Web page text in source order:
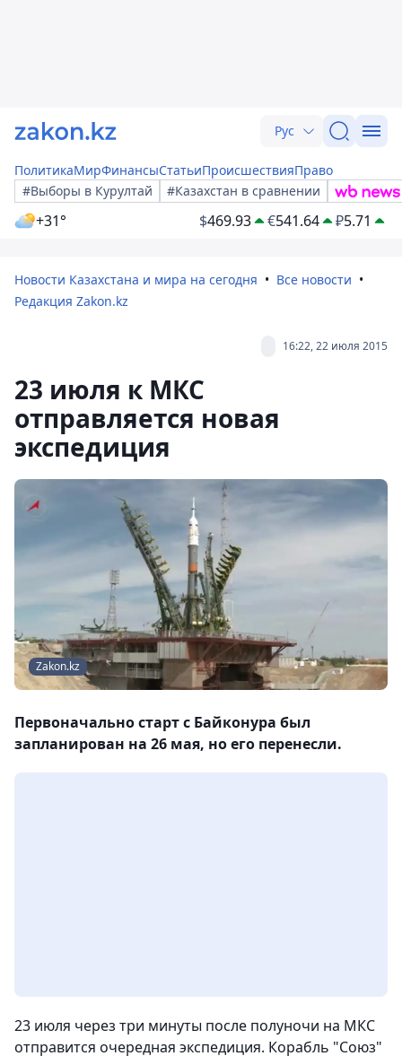
Рус
ПолитикаМирФинансыСтатьиПроисшествияПраво
#Выборы в Курултай
#Казахстан в сравнении
+31° $469.93 €541.64 ₽5.71
Новости Казахстана и мира на сегодня
Все новости
Редакция Zakon.kz
16:22, 22 июля 2015
23 июля к МКС
отправляется новая
экспедиция
Zakon.kz
Первоначально старт с Байконура был
запланирован на 26 мая, но его перенесли.
23 июля через три минуты после полуночи на МКС
отправится очередная экспедиция. Корабль "Союз"